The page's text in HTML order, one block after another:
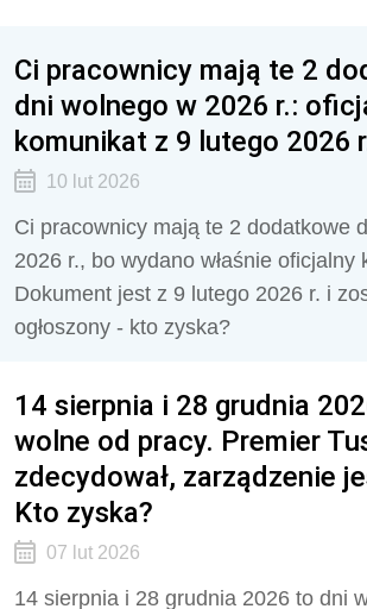
Ci pracownicy mają te 2
dni wolnego w 2026 r.:
komunikat z 9 lutego 2026
10 lut 2026
Ci pracownicy mają te 2 dodatkowe
2026 r., bo wydano właśnie oficjalny
Dokument jest z 9 lutego 2026 r. i
ogłoszony - kto zyska?
14 sierpnia i 28 grudnia
wolne od pracy. Premier
zdecydował, zarządzenie
Kto zyska?
07 lut 2026
14 sierpnia i 28 grudnia 2026 to dni